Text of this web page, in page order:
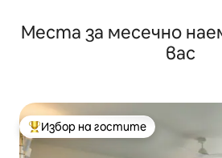
Места за месечно
вас
Най-популярен избор на гостите
Избор на гостите